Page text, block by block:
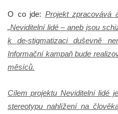
O co jde: Projekt zpracovává
„Neviditelní lidé – aneb jsou
k de-stigmatizaci duševně
Informační kampaň bude
měsíců.
Cílem projektu Neviditelní lidé
stereotypu nahlížení na